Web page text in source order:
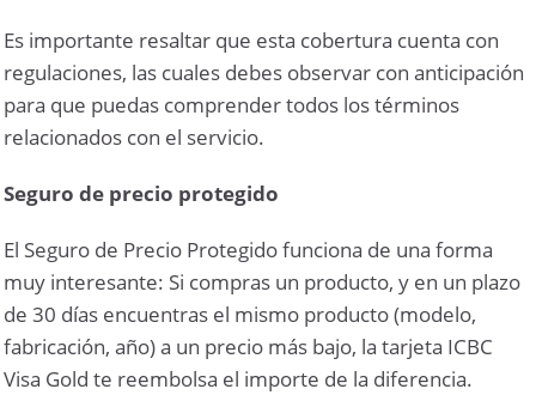
Es importante resaltar que esta cobertura cuenta con
regulaciones, las cuales debes observar con anticipación
para que puedas comprender todos los términos
relacionados con el servicio.
Seguro de precio protegido
El Seguro de Precio Protegido funciona de una forma
muy interesante: Si compras un producto, y en un plazo
de 30 días encuentras el mismo producto (modelo,
fabricación, año) a un precio más bajo, la tarjeta ICBC
Visa Gold te reembolsa el importe de la diferencia.